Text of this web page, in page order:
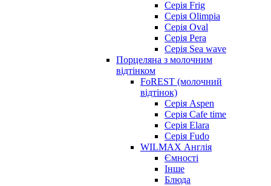
Серія Frig
Серія Olimpia
Серія Oval
Серія Pera
Серія Sea wave
Порцеляна з молочним
відтінком
FoREST (молочний
відтінок)
Серія Aspen
Серія Cafe time
Серія Elara
Серія Fudo
WILMAX Англія
Ємності
Інше
Блюда